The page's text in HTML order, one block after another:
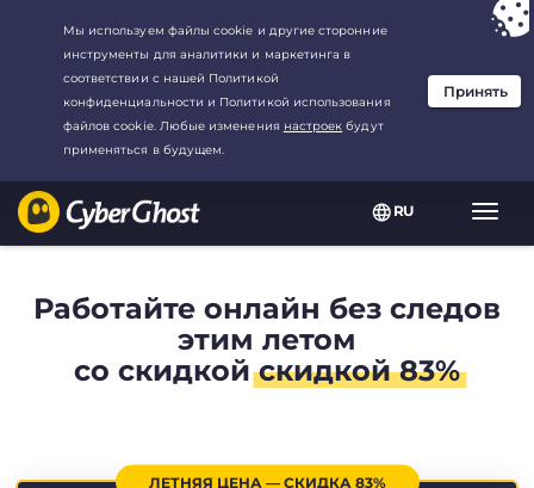
RU
Ваш выбор:Лучшая сделкадля2.1666666666667-год at$
месяц
Работайте онлайн без следов
этим летом
со скидкойскидкой 83%
ЛЕТНЯЯ ЦЕНА — СКИДКА 83%